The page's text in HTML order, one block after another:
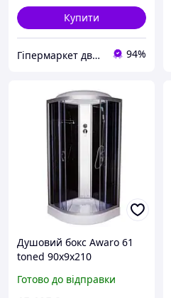
Купити
Гіпермаркет дверей, сантехніки та меблів VERTEKS 94%
Душовий бокс Awaro 61
toned 90x9х210
Готово до відправки